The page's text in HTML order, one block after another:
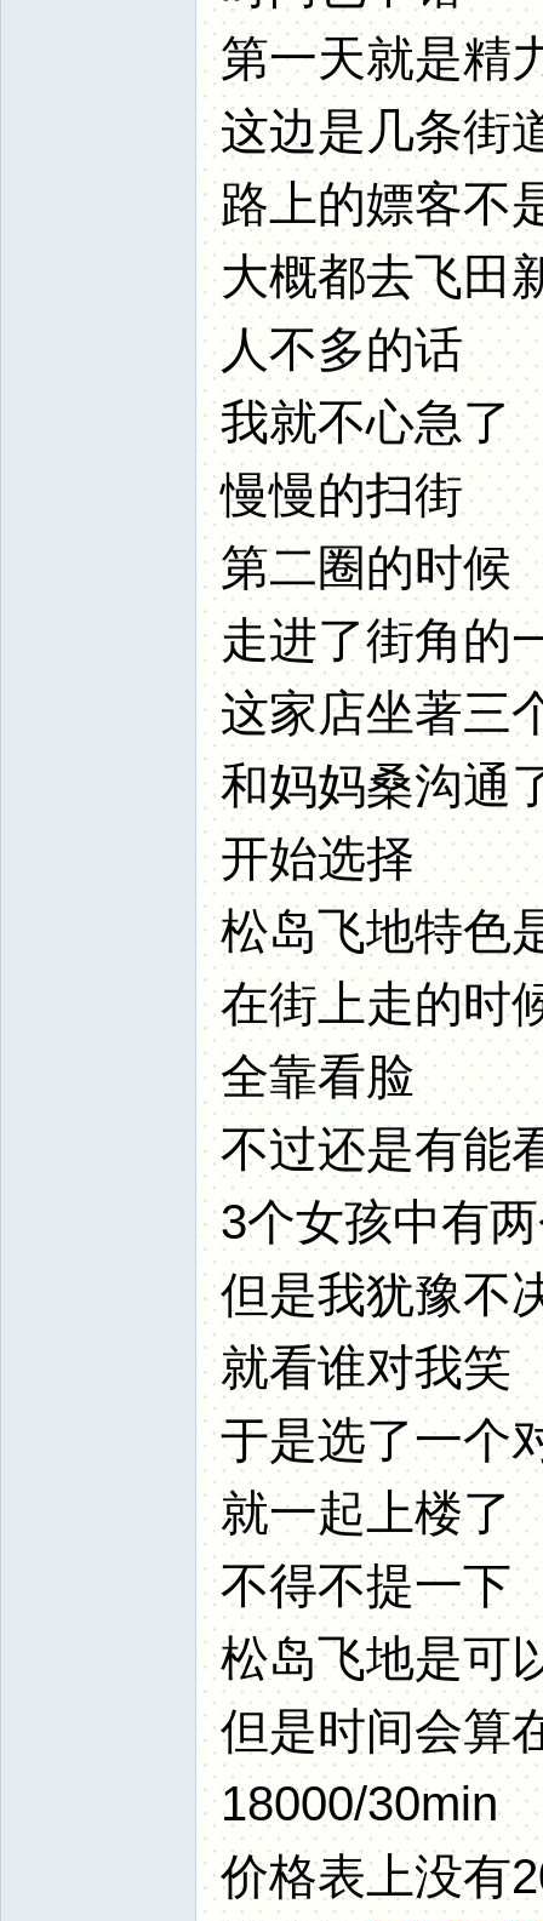
第一天就是精
这边是几条街
路上的嫖客不
大概都去飞田
人不多的话
我就不心急了
慢慢的扫街
第二圈的时候
走进了街角的
这家店坐著三
和妈妈桑沟通
开始选择
松岛飞地特色
在街上走的时
全靠看脸
不过还是有能
3个女孩中有
但是我犹豫不
就看谁对我笑
于是选了一个
就一起上楼了
不得不提一下
松岛飞地是可
但是时间会算
18000/30min
价格表上没有